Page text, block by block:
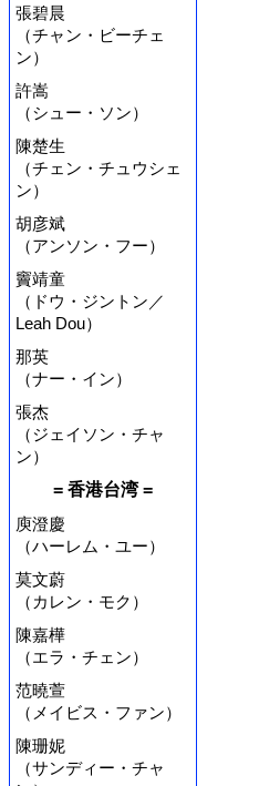
張碧晨
（チャン・ビーチェ
ン）
許嵩
（シュー・ソン）
陳楚生
（チェン・チュウシェ
ン）
胡彦斌
（アンソン・フー）
竇靖童
（ドウ・ジントン／
Leah Dou）
那英
（ナー・イン）
張杰
（ジェイソン・チャ
ン）
= 香港台湾 =
庾澄慶
（ハーレム・ユー）
莫文蔚
（カレン・モク）
陳嘉樺
（エラ・チェン）
范曉萱
（メイビス・ファン）
陳珊妮
（サンディー・チャ